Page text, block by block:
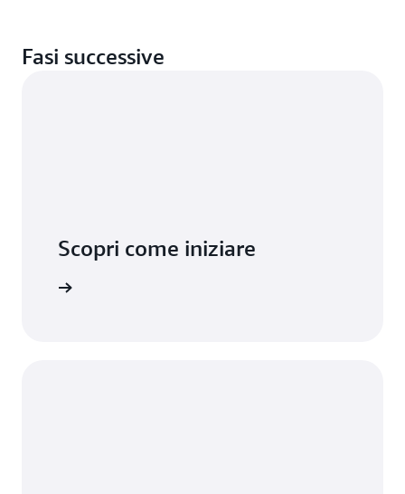
Fasi successive
Scopri come iniziare